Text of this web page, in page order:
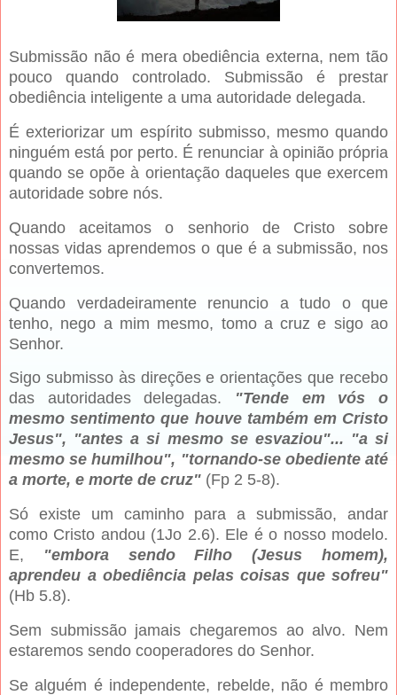
Submissão não é mera obediência externa, nem tão
pouco quando controlado. Submissão é prestar
obediência inteligente a uma autoridade delegada.
É exteriorizar um espírito submisso, mesmo quando
ninguém está por perto. É renunciar à opinião própria
quando se opõe à orientação daqueles que exercem
autoridade sobre nós.
Quando aceitamos o senhorio de Cristo sobre
nossas vidas aprendemos o que é a submissão, nos
convertemos.
Quando verdadeiramente renuncio a tudo o que
tenho, nego a mim mesmo, tomo a cruz e sigo ao
Senhor.
Sigo submisso às direções e orientações que recebo
das autoridades delegadas. "Tende em vós o
mesmo sentimento que houve também em Cristo
Jesus", "antes a si mesmo se esvaziou"... "a si
mesmo se humilhou", "tornando-se obediente até
a morte, e morte de cruz" (Fp 2 5-8).
Só existe um caminho para a submissão, andar
como Cristo andou (1Jo 2.6). Ele é o nosso modelo.
E,
"embora sendo Filho (Jesus homem),
aprendeu a obediência pelas coisas que sofreu"
(Hb 5.8).
Sem submissão jamais chegaremos ao alvo. Nem
estaremos sendo cooperadores do Senhor.
Se alguém é independente, rebelde, não é membro